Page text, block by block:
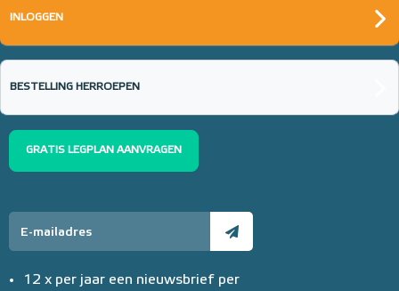
INLOGGEN
BESTELLING HERROEPEN
GRATIS LEGPLAN AANVRAGEN
12 x per jaar een nieuwsbrief per